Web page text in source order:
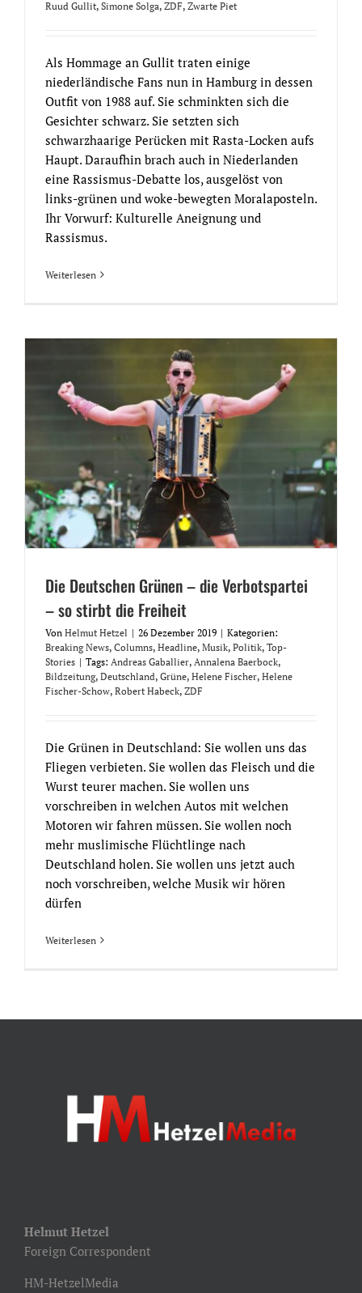
Ruud Gullit, Simone Solga, ZDF, Zwarte Piet
Als Hommage an Gullit traten einige
niederländische Fans nun in Hamburg in dessen
Outfit von 1988 auf. Sie schminkten sich die
Gesichter schwarz. Sie setzten sich
schwarzhaarige Perücken mit Rasta-Locken aufs
Haupt. Daraufhin brach auch in Niederlanden
eine Rassismus-Debatte los, ausgelöst von
links-grünen und woke-bewegten Moralaposteln.
Ihr Vorwurf: Kulturelle Aneignung und
Rassismus.
Weiterlesen
Die Deutschen Grünen – die Verbotspartei
– so stirbt die Freiheit
Von Helmut Hetzel | 26 Dezember 2019 | Kategorien:
Breaking News, Columns, Headline, Musik, Politik, Top-
Stories | Tags: Andreas Gaballier, Annalena Baerbock,
Bildzeitung, Deutschland, Grüne, Helene Fischer, Helene
Fischer-Schow, Robert Habeck, ZDF
Die Grünen in Deutschland: Sie wollen uns das
Fliegen verbieten. Sie wollen das Fleisch und die
Wurst teurer machen. Sie wollen uns
vorschreiben in welchen Autos mit welchen
Motoren wir fahren müssen. Sie wollen noch
mehr muslimische Flüchtlinge nach
Deutschland holen. Sie wollen uns jetzt auch
noch vorschreiben, welche Musik wir hören
dürfen
Weiterlesen
Helmut Hetzel
Foreign Correspondent
HM-HetzelMedia